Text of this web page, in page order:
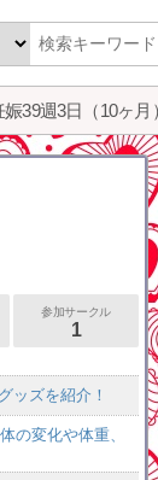
参加サークル
1
ッズを紹介！
の変化や体重、